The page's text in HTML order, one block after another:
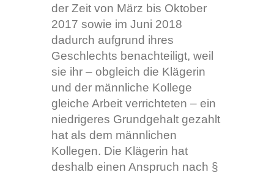
der Zeit von März bis Oktober
2017 sowie im Juni 2018
dadurch aufgrund ihres
Geschlechts benachteiligt, weil
sie ihr – obgleich die Klägerin
und der männliche Kollege
gleiche Arbeit verrichteten – ein
niedrigeres Grundgehalt gezahlt
hat als dem männlichen
Kollegen. Die Klägerin hat
deshalb einen Anspruch nach §